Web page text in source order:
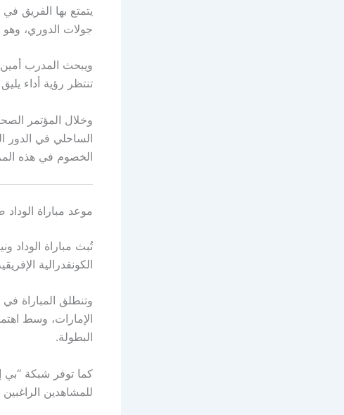
يتمتع بها الفريق
جولات الدوري، وهو
ويبحث المدرب أمين
تنتظر رؤية أداء
وخلال المؤتمر
الساحلي في الدور
الخصوم في هذه
موعد مباراة الوداد
الكونفدرالية
الإمارات، وسط
البطولة.
للمشاهدين الراغبين